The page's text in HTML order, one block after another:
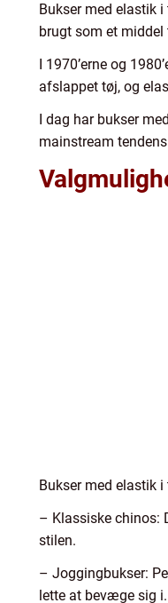
Bukser med elastik
brugt som et
I 1970’erne og
afslappet tøj, og
I dag har bukser
mainstream
Bukser med elastik
– Klassiske chinos:
stilen.
– Joggingbukser:
lette at bevæge sig i.